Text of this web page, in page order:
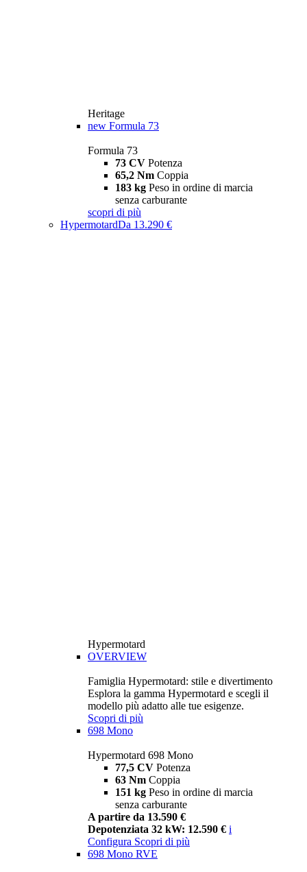
Heritage
new Formula 73
Formula 73
73 CV Potenza
65,2 Nm Coppia
183 kg Peso in ordine di marcia
senza carburante
scopri di più
HypermotardDa 13.290 €
Hypermotard
OVERVIEW
Famiglia Hypermotard: stile e divertimento
Esplora la gamma Hypermotard e scegli il
modello più adatto alle tue esigenze.
Scopri di più
698 Mono
Hypermotard 698 Mono
77,5 CV Potenza
63 Nm Coppia
151 kg Peso in ordine di marcia
senza carburante
A partire da 13.590 €
Depotenziata 32 kW: 12.590 € i
Configura Scopri di più
698 Mono RVE